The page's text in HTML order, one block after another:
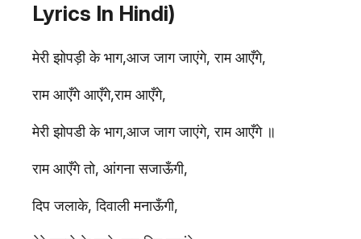
Lyrics In Hindi)
मेरी झोपड़ी के भाग,आज जाग जाएंगे, राम आएँगे,
राम आएँगे आएँगे,राम आएँगे,
मेरी झोपडी के भाग,आज जाग जाएंगे, राम आएँगे ॥
राम आएँगे तो, आंगना सजाऊँगी,
दिप जलाके, दिवाली मनाऊँगी,